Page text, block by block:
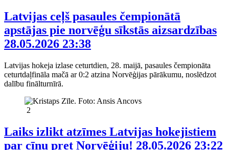
Latvijas ceļš pasaules čempionātā
apstājas pie norvēģu sīkstās aizsardzības
28.05.2026 23:38
Latvijas hokeja izlase ceturtdien, 28. maijā, pasaules čempionāta
ceturtdaļfināla mačā ar 0:2 atzina Norvēģijas pārākumu, noslēdzot
dalību finālturnīrā.
2
Laiks izlikt atzīmes Latvijas hokejistiem
par cīņu pret Norvēģiju! 28.05.2026 23:22